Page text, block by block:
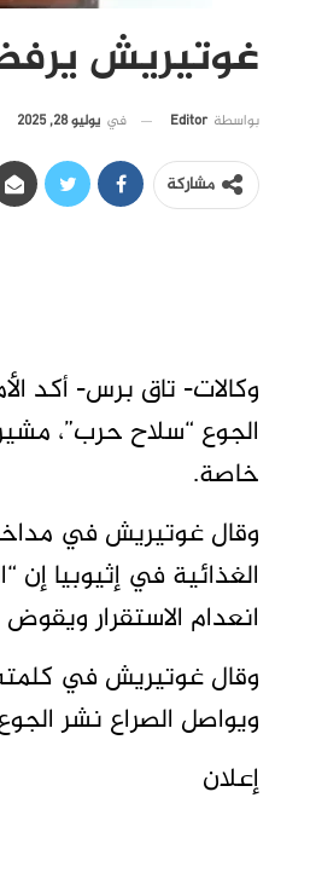
غوتيريش
بواسطة Editor في يوليو 28, 2025
مشاركة
وكالات- تاق برس- أكد
الجوع “سلاح حرب”،
خاصة.
وقال غوتيريش في
الغذائية في إثيوبيا
انعدام الاستقرار
وقال غوتيريش في كلمته
ويواصل الصراع نشر
إعلان